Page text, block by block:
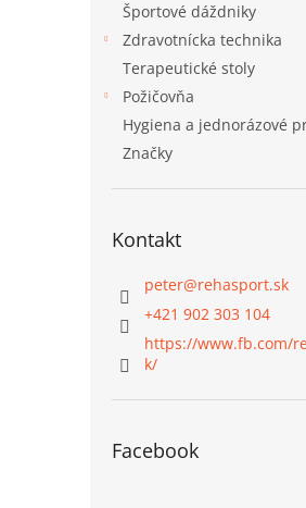
Športové dáždniky
Zdravotnícka technika
Terapeutické stoly
Požičovňa
Hygiena a jednorázové
Značky
Kontakt
peter@rehasport.sk
+421 902 303 104
https://www.fb.com/
k/
Facebook